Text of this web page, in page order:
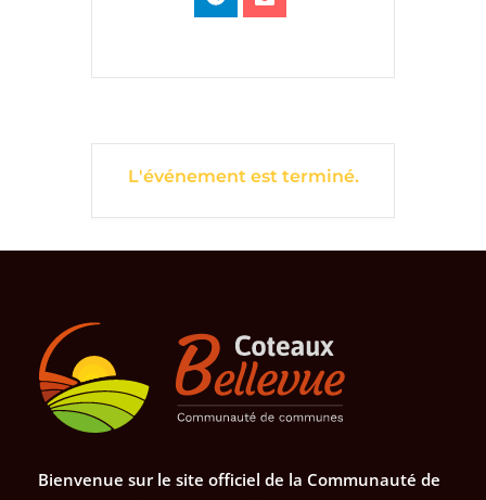
L'événement est terminé.
Bienvenue sur le site officiel de la Communauté de